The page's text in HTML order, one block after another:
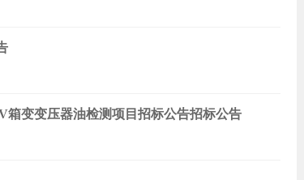
箱变变压器油检测项目招标公告招标公告